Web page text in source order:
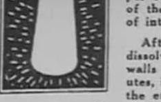
amacıyla kullanılmaktadır.
reklam/pazarlama
Çerezlere ilişkin tercihlerinizi
butonuna tıklayabilir,
Çerez